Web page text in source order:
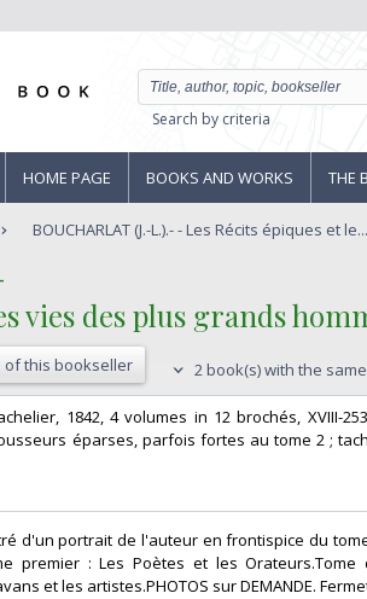
Search by criteria
HOME PAGE BOOKS AND WORKS THE
BOUCHARLAT (J.-L.).- - Les Récits épiques et le...
vies des plus grands
of this bookseller 2 book(s) with the
1842, 4 volumes in 12 brochés, XVIII-
éparses, parfois fortes au tome 2 ;
d'un portrait de l'auteur en frontispice du
premier : Les Poètes et les Orateurs.Tome
et les artistes.PHOTOS sur DEMANDE.